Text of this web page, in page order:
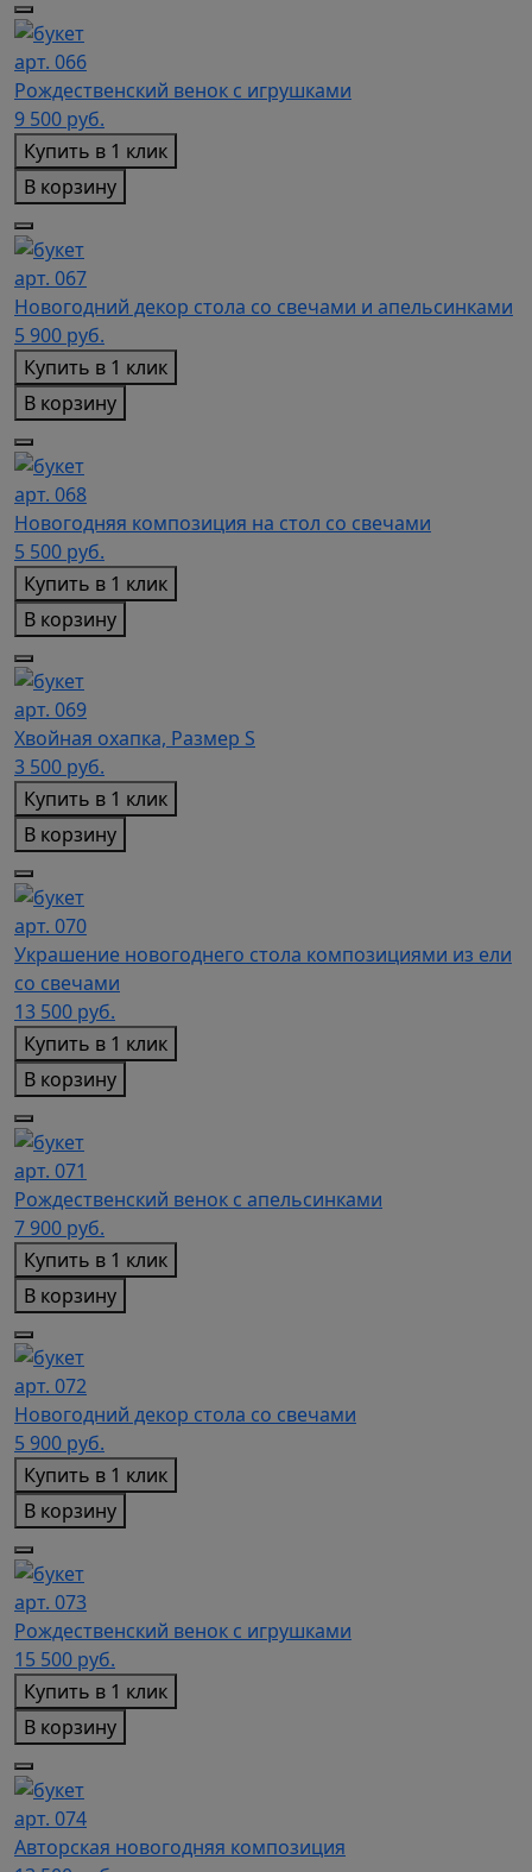
арт. 066
Рождественский венок с игрушками
9 500 руб.
Купить в 1 клик
В корзину
арт. 067
Новогодний декор стола со свечами и апельсинками
5 900 руб.
Купить в 1 клик
В корзину
арт. 068
Новогодняя композиция на стол со свечами
5 500 руб.
Купить в 1 клик
В корзину
арт. 069
Хвойная охапка, Размер S
3 500 руб.
Купить в 1 клик
В корзину
арт. 070
Украшение новогоднего стола композициями из ели
со свечами
13 500 руб.
Купить в 1 клик
В корзину
арт. 071
Рождественский венок с апельсинками
7 900 руб.
Купить в 1 клик
В корзину
арт. 072
Новогодний декор стола со свечами
5 900 руб.
Купить в 1 клик
В корзину
арт. 073
Рождественский венок с игрушками
15 500 руб.
Купить в 1 клик
В корзину
арт. 074
Авторская новогодняя композиция